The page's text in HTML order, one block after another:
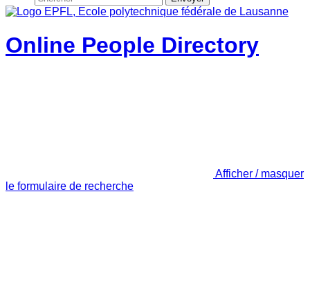
Online People Directory
Afficher / masquer
le formulaire de recherche